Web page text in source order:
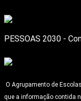
PESSOAS 2030 -
O Agrupamento de
que a informação contida